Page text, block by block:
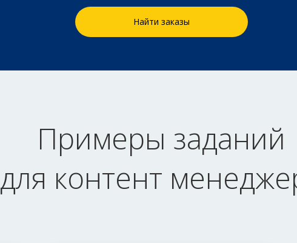
Найти заказы
Примеры заданий
для контент